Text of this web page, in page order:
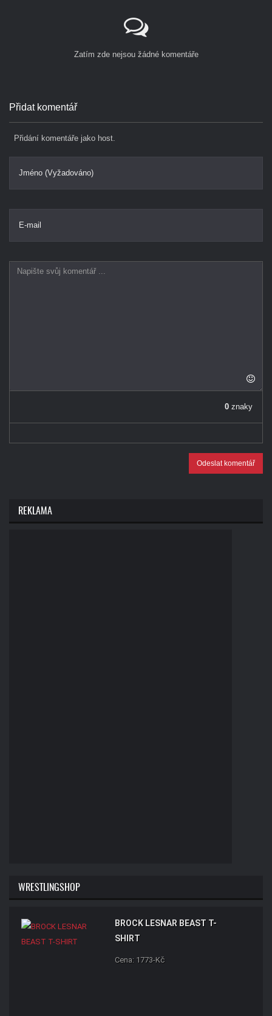
Zatím zde nejsou žádné komentáře
Přidat komentář
Přidání komentáře jako host.
Jméno (Vyžadováno)
E-mail
0 znaky
Odeslat komentář
REKLAMA
WRESTLINGSHOP
BROCK LESNAR BEAST T-
SHIRT
Cena: 1773-Kč